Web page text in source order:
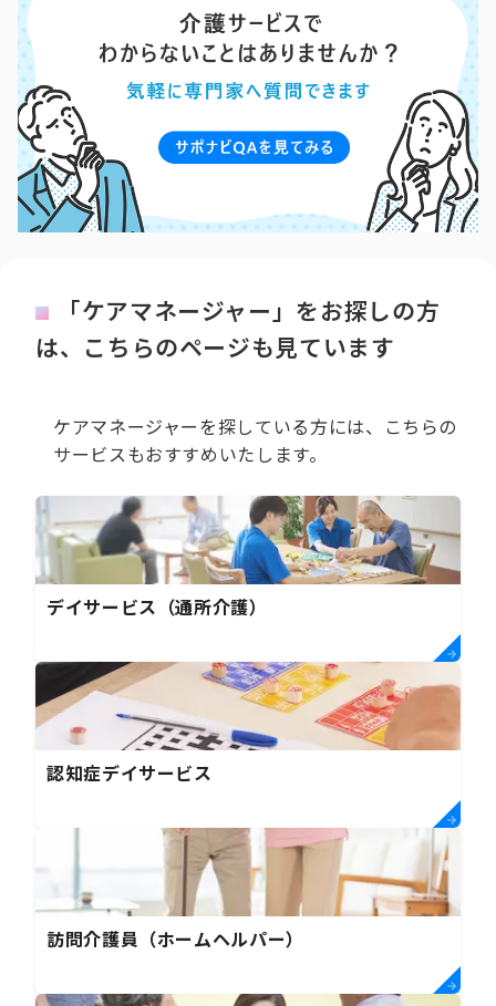
「ケアマネージャー」をお探しの方
は、こちらのページも見ています
ケアマネージャーを探している方には、こちらの
サービスもおすすめいたします。
デイサービス（通所介護）
認知症デイサービス
訪問介護員（ホームヘルパー）